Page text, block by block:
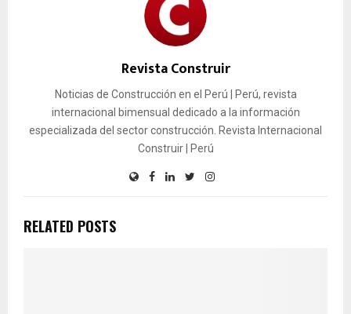
Revista Construir
Noticias de Construcción en el Perú | Perú, revista
internacional bimensual dedicado a la información
especializada del sector construcción. Revista Internacional
Construir | Perú
RELATED POSTS